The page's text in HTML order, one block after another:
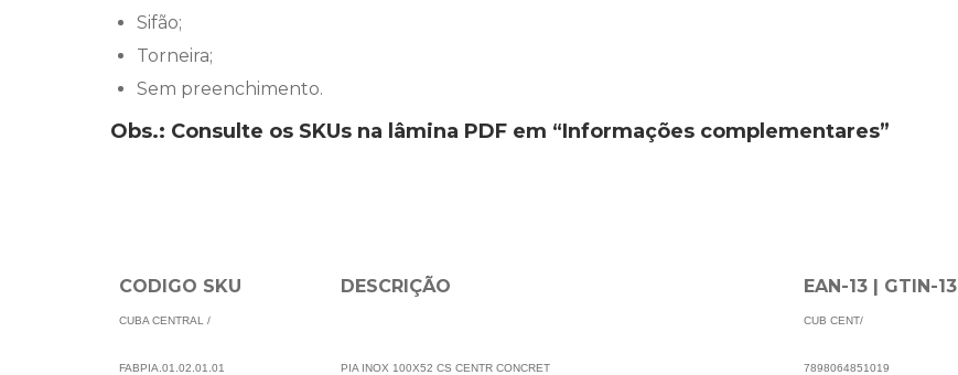
Sifão;
Torneira;
Sem preenchimento.
Obs.: Consulte os SKUs na lâmina PDF em “Informações complementares”
CODIGO SKU DESCRIÇÃO EAN-13 | GTIN-13
CUBA CENTRAL / CUB CENT/
FABPIA.01.02.01.01 PIA INOX 100X52 CS CENTR CONCRET 7898064851019